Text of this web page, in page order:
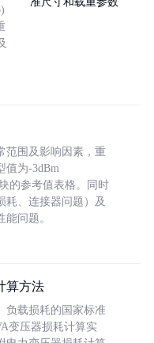
范围及影响因素，重
值为-3dBm
的参考值表格。同时
耗、连接器问题）及
问题。
算方法
负载损耗的国家标准
变压器损耗计算实